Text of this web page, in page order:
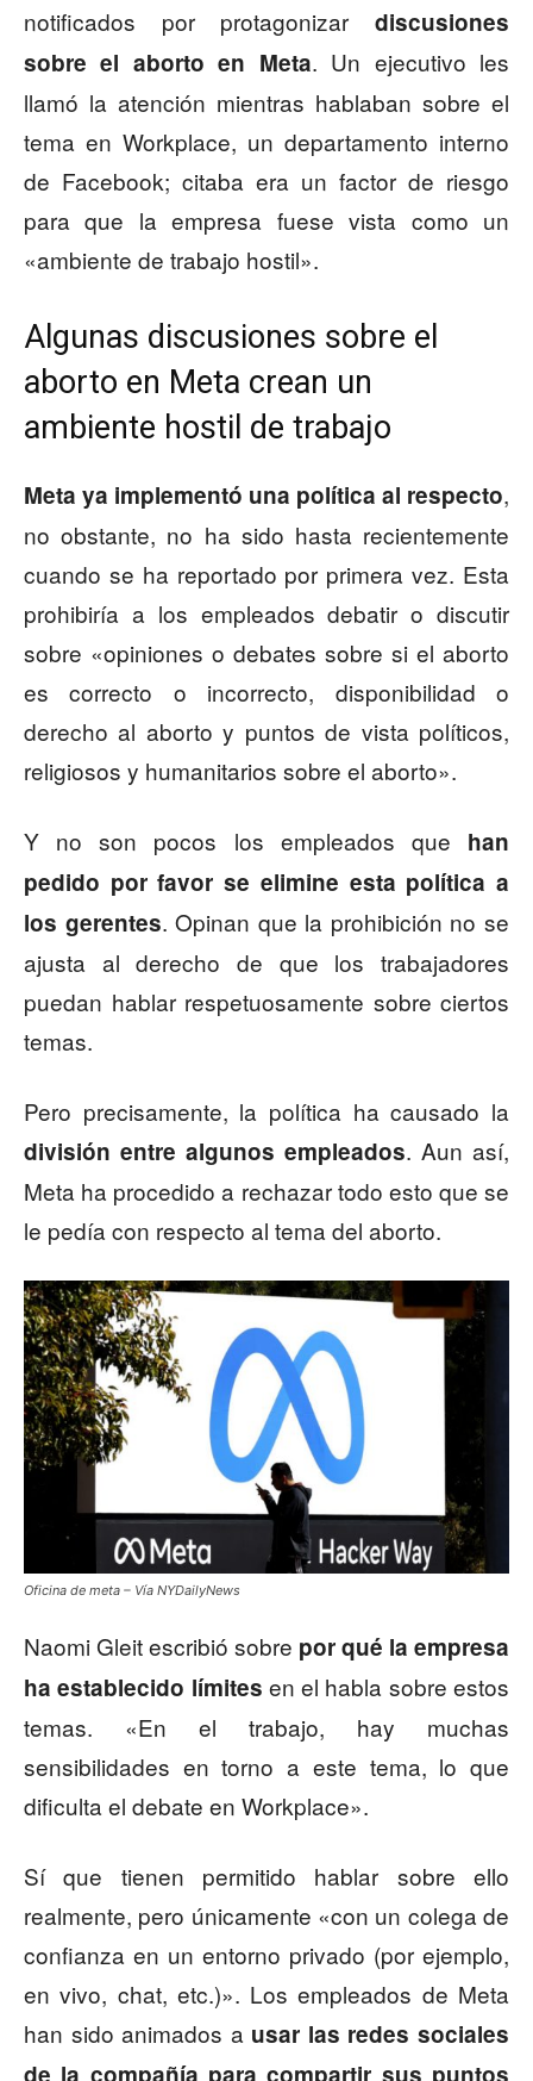
notificados por protagonizar discusiones
sobre el aborto en Meta. Un ejecutivo les
llamó la atención mientras hablaban sobre el
tema en Workplace, un departamento interno
de Facebook; citaba era un factor de riesgo
para que la empresa fuese vista como un
«ambiente de trabajo hostil».
Algunas discusiones sobre el
aborto en Meta crean un
ambiente hostil de trabajo
Meta ya implementó una política al respecto,
no obstante, no ha sido hasta recientemente
cuando se ha reportado por primera vez. Esta
prohibiría a los empleados debatir o discutir
sobre «opiniones o debates sobre si el aborto
es correcto o incorrecto, disponibilidad o
derecho al aborto y puntos de vista políticos,
religiosos y humanitarios sobre el aborto».
Y no son pocos los empleados que han
pedido por favor se elimine esta política a
los gerentes. Opinan que la prohibición no se
ajusta al derecho de que los trabajadores
puedan hablar respetuosamente sobre ciertos
temas.
Pero precisamente, la política ha causado la
división entre algunos empleados. Aun así,
Meta ha procedido a rechazar todo esto que se
le pedía con respecto al tema del aborto.
Oficina de meta – Vía NYDailyNews
Naomi Gleit escribió sobre por qué la empresa
ha establecido límites en el habla sobre estos
temas. «En el trabajo, hay muchas
sensibilidades en torno a este tema, lo que
dificulta el debate en Workplace».
Sí que tienen permitido hablar sobre ello
realmente, pero únicamente «con un colega de
confianza en un entorno privado (por ejemplo,
en vivo, chat, etc.)». Los empleados de Meta
han sido animados a usar las redes sociales